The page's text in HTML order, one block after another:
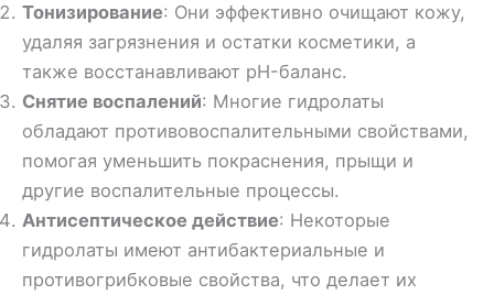
Тонизирование: Они эффективно очищают кожу,
удаляя загрязнения и остатки косметики, а
также восстанавливают pH-баланс.
Снятие воспалений: Многие гидролаты
обладают противовоспалительными свойствами,
помогая уменьшить покраснения, прыщи и
другие воспалительные процессы.
Антисептическое действие: Некоторые
гидролаты имеют антибактериальные и
противогрибковые свойства, что делает их